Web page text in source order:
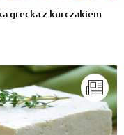
grecka z kurczakiem